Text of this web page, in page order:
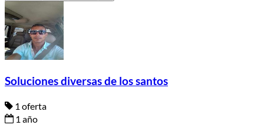
Soluciones diversas de los santos
1 oferta
1 año